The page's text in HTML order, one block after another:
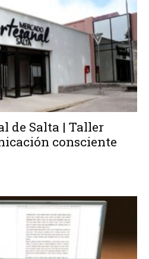
de Salta | Taller
consciente